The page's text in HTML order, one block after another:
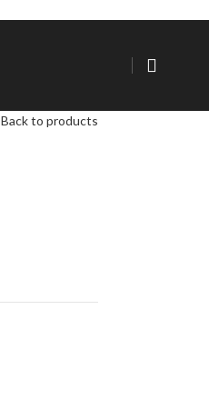
Back to products